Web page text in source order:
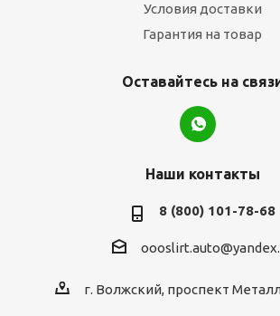
Условия доставки
Гарантия на товар
Оставайтесь на
Наши контакты
8 (800) 101-78-68
г. Волжский, проспект